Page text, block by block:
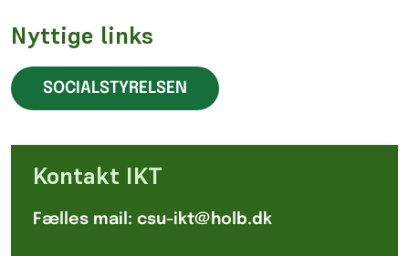
Nyttige links
SOCIALSTYRELSEN
Kontakt IKT
Fælles mail: csu-ikt@holb.dk